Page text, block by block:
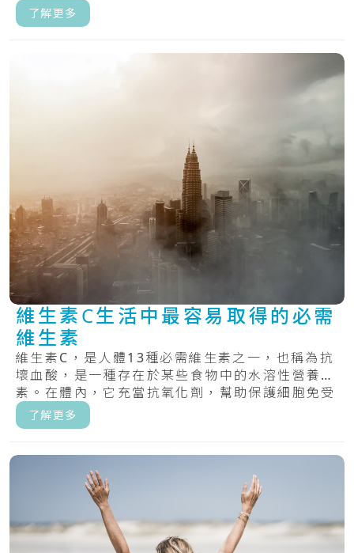
了解更多
維生素C生活中最容易取得的必需
維生素
維生素C，是人體13種必需維生素之一，也稱為抗
壞血酸，是一種存在於某些食物中的水溶性營養
素。在體內，它充當抗氧化劑，幫助保護細胞免受
自由.....
了解更多